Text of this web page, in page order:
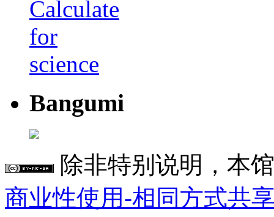
Bangumi
除非特别说明，本
商业性使用-相同方式共